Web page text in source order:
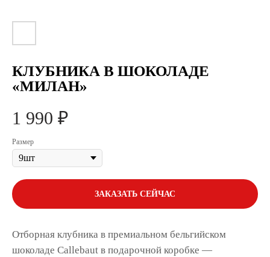
КЛУБНИКА В ШОКОЛАДЕ
«МИЛАН»
1 990 ₽
Размер
ЗАКАЗАТЬ СЕЙЧАС
Отборная клубника в премиальном бельгийском
шоколаде Callebaut в подарочной коробке —